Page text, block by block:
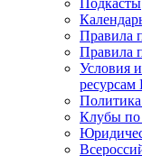
Подкасты
Правила
Правила
Условия
ресурсам
Клубы по